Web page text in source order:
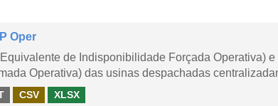
Oper
de Indisponibilidade Forçada Operativa)
Operativa) das usinas despachadas
CSV XLSX